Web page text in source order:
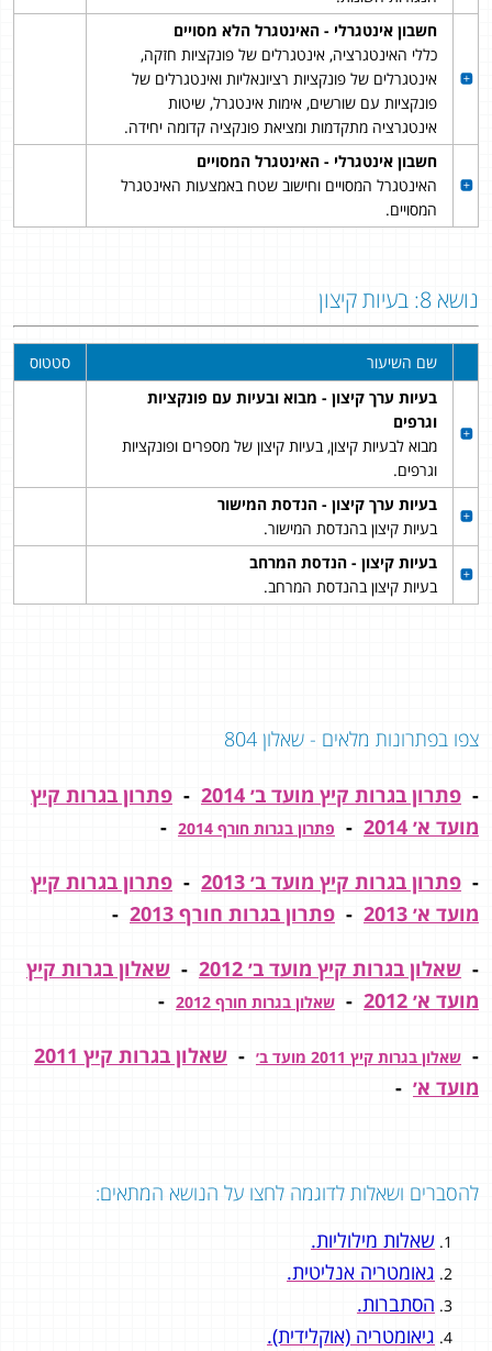
חשבון אינטגרלי - האינטגרל הלא מסויים
כללי האינטגרציה, אינטגרלים של פונקציות חזקה,
אינטגרלים של פונקציות רציונאליות ואינטגרלים של
פונקציות עם שורשים, אימות אינטגרל, שיטות
אינטגרציה מתקדמות ומציאת פונקציה קדומה יחידה.
חשבון אינטגרלי - האינטגרל המסויים
האינטגרל המסויים וחישוב שטח באמצעות האינטגרל
המסויים.
נושא 8: בעיות קיצון
שם השיעור
סטטוס
בעיות ערך קיצון - מבוא ובעיות עם פונקציות
וגרפים
מבוא לבעיות קיצון, בעיות קיצון של מספרים ופונקציות
וגרפים.
בעיות ערך קיצון - הנדסת המישור
בעיות קיצון בהנדסת המישור.
בעיות קיצון - הנדסת המרחב
בעיות קיצון בהנדסת המרחב.
צפו בפתרונות מלאים - שאלון 804
- פתרון בגרות קיץ מועד ב׳ 2014 - פתרון בגרות קיץ
מועד א׳ 2014
- פתרון בגרות חורף 2014 -
- פתרון בגרות קיץ מועד ב׳ 2013 - פתרון בגרות קיץ
מועד א׳ 2013
- פתרון בגרות חורף 2013 -
- שאלון בגרות קיץ מועד ב׳ 2012 - שאלון בגרות קיץ
מועד א׳ 2012
- שאלון בגרות חורף 2012 -
- שאלון בגרות קיץ 2011 מועד ב׳ -
שאלון בגרות קיץ 2011
מועד א׳ -
להסברים ושאלות לדוגמה לחצו על הנושא המתאים:
שאלות מילוליות.
גאומטריה אנליטית.
הסתברות.
גיאומטריה (אוקלידית).